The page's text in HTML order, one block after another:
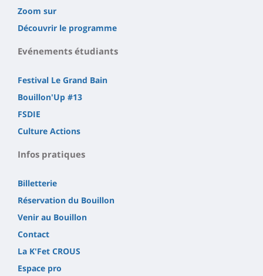
Zoom sur
Découvrir le programme
Evénements étudiants
Festival Le Grand Bain
Bouillon'Up #13
FSDIE
Culture Actions
Infos pratiques
Billetterie
Réservation du Bouillon
Venir au Bouillon
Contact
La K'Fet CROUS
Espace pro